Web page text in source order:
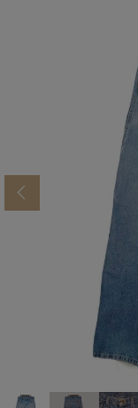
ブランドから探す
年代から探す
メ